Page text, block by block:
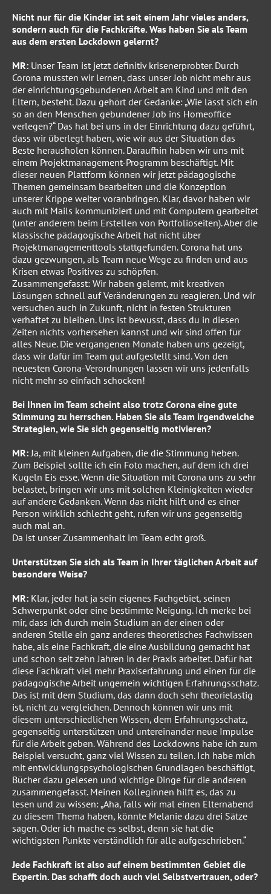
Nicht nur für die Kinder ist seit einem Jahr vieles anders,
sondern auch für die Fachkräfte. Was haben Sie als Team
aus dem ersten Lockdown gelernt?
MR: Unser Team ist jetzt definitiv krisenerprobter. Durch
Corona mussten wir lernen, dass unser Job nicht mehr aus
der einrichtungsgebundenen Arbeit am Kind und mit den
Eltern, besteht. Dazu gehört der Gedanke: „Wie lässt sich ein
so an den Menschen gebundener Job ins Homeoffice
verlegen?“ Das hat bei uns in der Einrichtung dazu geführt,
dass wir überlegt haben, wie wir aus der Situation das
Beste herausholen können. Daraufhin haben wir uns mit
einem Projektmanagement-Programm beschäftigt. Mit
dieser neuen Plattform können wir jetzt pädagogische
Themen gemeinsam bearbeiten und die Konzeption
unserer Krippe weiter voranbringen. Klar, davor haben wir
auch mit Mails kommuniziert und mit Computern gearbeitet
(unter anderem beim Erstellen von Portfolioseiten). Aber die
klassische pädagogische Arbeit hat nicht über
Projektmanagementtools stattgefunden. Corona hat uns
dazu gezwungen, als Team neue Wege zu finden und aus
Krisen etwas Positives zu schöpfen.
Zusammengefasst: Wir haben gelernt, mit kreativen
Lösungen schnell auf Veränderungen zu reagieren. Und wir
versuchen auch in Zukunft, nicht in festen Strukturen
verhaftet zu bleiben. Uns ist bewusst, dass du in diesen
Zeiten nichts vorhersehen kannst und wir sind offen für
alles Neue. Die vergangenen Monate haben uns gezeigt,
dass wir dafür im Team gut aufgestellt sind. Von den
neuesten Corona-Verordnungen lassen wir uns jedenfalls
nicht mehr so einfach schocken!
Bei Ihnen im Team scheint also trotz Corona eine gute
Stimmung zu herrschen. Haben Sie als Team irgendwelche
Strategien, wie Sie sich gegenseitig motivieren?
MR:Ja, mit kleinen Aufgaben, die die Stimmung heben.
Zum Beispiel sollte ich ein Foto machen, auf dem ich drei
Kugeln Eis esse. Wenn die Situation mit Corona uns zu sehr
belastet, bringen wir uns mit solchen Kleinigkeiten wieder
auf andere Gedanken. Wenn das nicht hilft und es einer
Person wirklich schlecht geht, rufen wir uns gegenseitig
auch mal an.
Da ist unser Zusammenhalt im Team echt groß.
Unterstützen Sie sich als Team in Ihrer täglichen Arbeit auf
besondere Weise?
MR: Klar, jeder hat ja sein eigenes Fachgebiet, seinen
Schwerpunkt oder eine bestimmte Neigung. Ich merke bei
mir, dass ich durch mein Studium an der einen oder
anderen Stelle ein ganz anderes theoretisches Fachwissen
habe, als eine Fachkraft, die eine Ausbildung gemacht hat
und schon seit zehn Jahren in der Praxis arbeitet. Dafür hat
diese Fachkraft viel mehr Praxiserfahrung und einen für die
pädagogische Arbeit ungemein wichtigen Erfahrungsschatz.
Das ist mit dem Studium, das dann doch sehr theorielastig
ist, nicht zu vergleichen. Dennoch können wir uns mit
diesem unterschiedlichen Wissen, dem Erfahrungsschatz,
gegenseitig unterstützen und untereinander neue Impulse
für die Arbeit geben. Während des Lockdowns habe ich zum
Beispiel versucht, ganz viel Wissen zu teilen. Ich habe mich
mit entwicklungspsychologischen Grundlagen beschäftigt,
Bücher dazu gelesen und wichtige Dinge für die anderen
zusammengefasst. Meinen Kolleginnen hilft es, das zu
lesen und zu wissen: „Aha, falls wir mal einen Elternabend
zu diesem Thema haben, könnte Melanie dazu drei Sätze
sagen. Oder ich mache es selbst, denn sie hat die
wichtigsten Punkte verständlich für alle aufgeschrieben.“
Jede Fachkraft ist also auf einem bestimmten Gebiet die
Expertin. Das schafft doch auch viel Selbstvertrauen, oder?